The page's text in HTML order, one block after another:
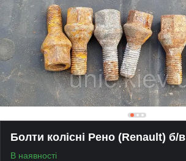
Болти колісні Рено (Renault) б/в
В наявності